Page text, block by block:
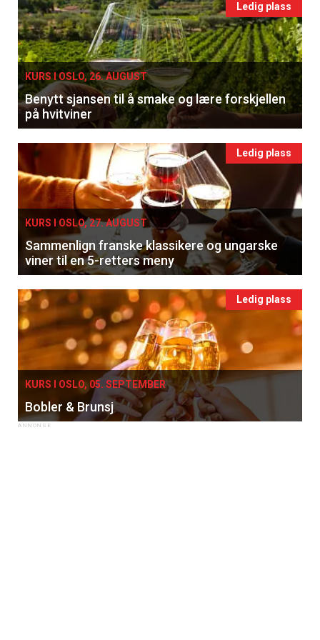
Ledig plass
KURS I OSLO, 26. AUGUST
Benytt sjansen til å smake og lære forskjellen
på hvitviner
Ledig plass
KURS I OSLO, 27. AUGUST
Sammenlign franske klassikere og ungarske
viner til en 5-retters meny
Ledig plass
KURS I OSLO, 05. SEPTEMBER
Bobler & Brunsj